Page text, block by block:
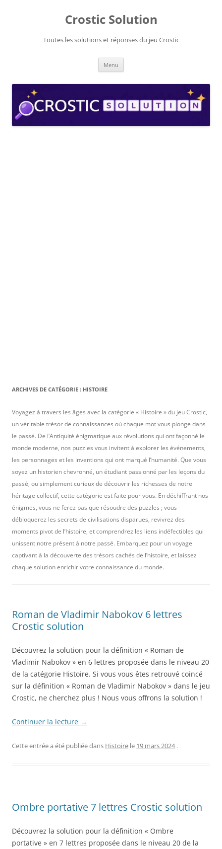
Crostic Solution
Toutes les solutions et réponses du jeu Crostic
Menu
ARCHIVES DE CATÉGORIE : HISTOIRE
Voyagez à travers les âges avec la catégorie « Histoire » du jeu Crostic,
un véritable trésor de connaissances où chaque mot vous plonge dans
le passé. De l’Antiquité énigmatique aux révolutions qui ont façonné le
monde moderne, nos puzzles vous invitent à explorer les événements,
les personnages et les inventions qui ont marqué l’humanité. Que vous
soyez un historien chevronné, un étudiant passionné par les leçons du
passé, ou simplement curieux de découvrir les richesses de notre
héritage collectif, cette catégorie est faite pour vous. En déchiffrant nos
énigmes, vous ne ferez pas que résoudre des puzzles ; vous
débloquerez les secrets de civilisations disparues, revivrez des
moments pivot de l’histoire, et comprendrez les liens indéfectibles qui
unissent notre présent à notre passé. Embarquez pour un voyage
captivant à la découverte des trésors cachés de l’histoire, et laissez
chaque solution enrichir votre connaissance du monde.
Roman de Vladimir Nabokov 6 lettres
Crostic solution
Découvrez la solution pour la définition « Roman de
Vladimir Nabokov » en 6 lettres proposée dans le niveau 20
de la catégorie Histoire. Si vous vous êtes retrouvé coincé
sur la définition « Roman de Vladimir Nabokov » dans le jeu
Crostic, ne cherchez plus ! Nous vous offrons la solution !
Continuer la lecture →
Cette entrée a été publiée dans Histoire le 19 mars 2024 .
Ombre portative 7 lettres Crostic solution
Découvrez la solution pour la définition « Ombre
portative » en 7 lettres proposée dans le niveau 20 de la